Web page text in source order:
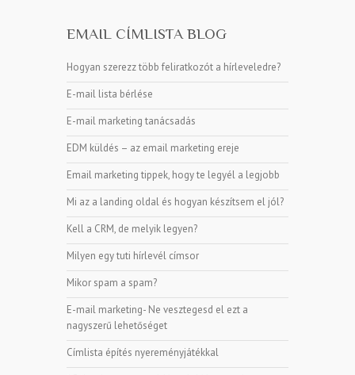
EMAIL CÍMLISTA BLOG
Hogyan szerezz több feliratkozót a hírleveledre?
E-mail lista bérlése
E-mail marketing tanácsadás
EDM küldés – az email marketing ereje
Email marketing tippek, hogy te legyél a legjobb
Mi az a landing oldal és hogyan készítsem el jól?
Kell a CRM, de melyik legyen?
Milyen egy tuti hírlevél címsor
Mikor spam a spam?
E-mail marketing- Ne vesztegesd el ezt a
nagyszerű lehetőséget
Címlista építés nyereményjátékkal